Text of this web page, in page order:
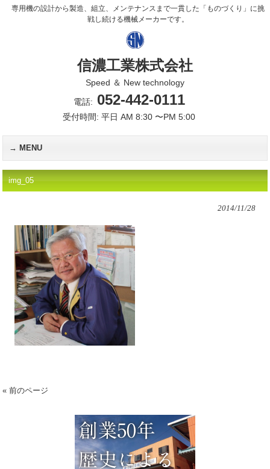
専用機の設計から製造、組立、メンテナンスまで一貫した「ものづくり」に挑
戦し続ける機械メーカーです。
信濃工業株式会社
Speed ＆ New technology
電話: 052-442-0111
受付時間: 平日 AM 8:30 〜PM 5:00
MENU
img_05
2014/11/28
« 前のページ